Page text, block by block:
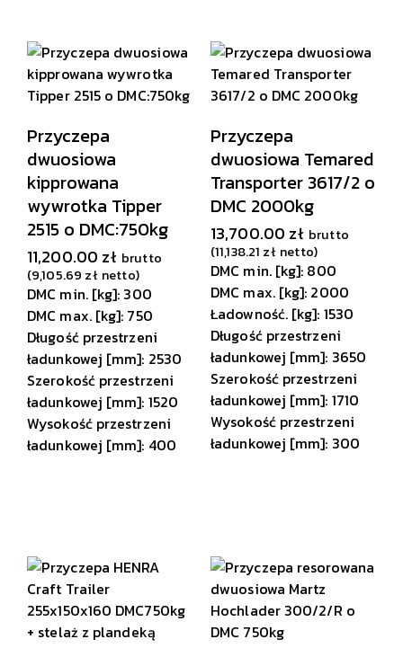
Przyczepa
dwuosiowa
kipprowana
wywrotka Tipper
2515 o DMC:750kg
11,200.00 zł brutto
(9,105.69 zł netto)
DMC min. [kg]: 300
DMC max. [kg]: 750
Długość przestrzeni
ładunkowej [mm]: 2530
Szerokość przestrzeni
ładunkowej [mm]: 1520
Wysokość przestrzeni
ładunkowej [mm]: 400
Przyczepa
dwuosiowa Temared
Transporter 3617/2 o
DMC 2000kg
13,700.00 zł brutto
(11,138.21 zł netto)
DMC min. [kg]: 800
DMC max. [kg]: 2000
Ładowność. [kg]: 1530
Długość przestrzeni
ładunkowej [mm]: 3650
Szerokość przestrzeni
ładunkowej [mm]: 1710
Wysokość przestrzeni
ładunkowej [mm]: 300